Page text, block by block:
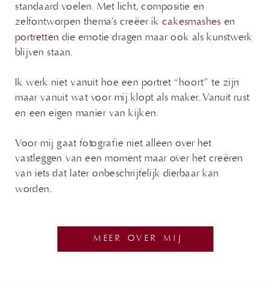
standaard voelen. Met licht, compositie en
zelfontworpen thema’s creëer ikcakesmashes en
portrettendie emotie dragen maar ook als kunstwerk
blijven staan.
Ik werk niet vanuit hoe een portret “hoort” te zijn
maar vanuit wat voor mij klopt als maker. Vanuit rust
en een eigen manier van kijken.
Voor mij gaat fotografie niet alleen over het
vastleggen van een moment maar over het creëren
van iets dat later onbeschrijfelijk dierbaar kan
worden.
MEER OVER MIJ